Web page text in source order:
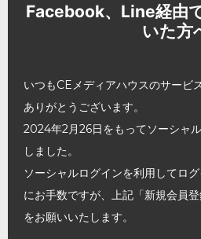
Facebook、Line経由
いた方
いつもCEメディアハウスのサービ
ありがとうございます。
2024年2月26日をもってソーシャ
しました。
ソーシャルログインを利用してロ
にお手数ですが、上記「新規会員
をお願いいたします。